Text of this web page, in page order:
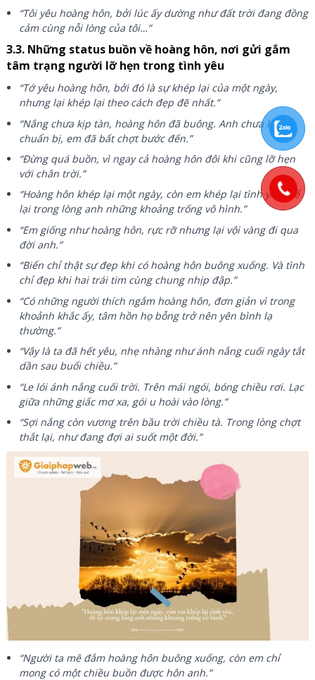
“Tôi yêu hoàng hôn, bởi lúc ấy dường như đất trời đang đồng
cảm cùng nỗi lòng của tôi…”
3.3. Những status buồn về hoàng hôn, nơi gửi gắm
tâm trạng người lỡ hẹn trong tình yêu
“Tớ yêu hoàng hôn, bởi đó là sự khép lại của một ngày,
nhưng lại khép lại theo cách đẹp đẽ nhất.”
“Nắng chưa kịp tàn, hoàng hôn đã buông. Anh chưa kịp
chuẩn bị, em đã bất chợt bước đến.”
“Đừng quá buồn, vì ngay cả hoàng hôn đôi khi cũng lỡ hẹn
với chân trời.”
“Hoàng hôn khép lại một ngày, còn em khép lại tình yêu, để
lại trong lòng anh những khoảng trống vô hình.”
“Em giống như hoàng hôn, rực rỡ nhưng lại vội vàng đi qua
đời anh.”
“Biển chỉ thật sự đẹp khi có hoàng hôn buông xuống. Và tình
chỉ đẹp khi hai trái tim cùng chung nhịp đập.”
“Có những người thích ngắm hoàng hôn, đơn giản vì trong
khoảnh khắc ấy, tâm hồn họ bỗng trở nên yên bình lạ
thường.”
“Vậy là ta đã hết yêu, nhẹ nhàng như ánh nắng cuối ngày tắt
dần sau buổi chiều.”
“Le lói ánh nắng cuối trời. Trên mái ngói, bóng chiều rơi. Lạc
giữa những giấc mơ xa, gói u hoài vào lòng.”
“Sợi nắng còn vương trên bầu trời chiều tà. Trong lòng chợt
thắt lại, như đang đợi ai suốt một đời.”
“Người ta mê đắm hoàng hôn buông xuống, còn em chỉ
mong có một chiều buồn được hôn anh.”